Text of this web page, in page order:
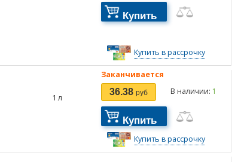
Купить
Купить в рассрочку
1л
Заканчивается
36.38 руб В наличии: 1
Купить
Купить в рассрочку